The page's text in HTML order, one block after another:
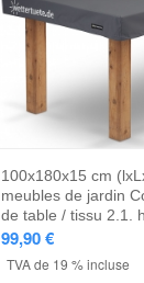
100x180x15 cm
meubles de jardin
de table / tissu 2.1.
99,90€
TVA de 19 % incluse